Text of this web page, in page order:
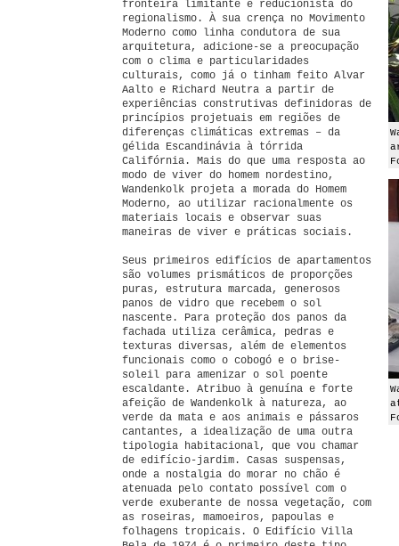
fronteira limitante e reducionista do
regionalismo. À sua crença no Movimento
Moderno como linha condutora de sua
arquitetura, adicione-se a preocupação
com o clima e particularidades
culturais, como já o tinham feito Alvar
Aalto e Richard Neutra a partir de
experiências construtivas definidoras de
princípios projetuais em regiões de
diferenças climáticas extremas – da
gélida Escandinávia à tórrida
Califórnia. Mais do que uma resposta ao
modo de viver do homem nordestino,
Wandenkolk projeta a morada do Homem
Moderno, ao utilizar racionalmente os
materiais locais e observar suas
maneiras de viver e práticas sociais.
Seus primeiros edifícios de apartamentos
são volumes prismáticos de proporções
puras, estrutura marcada, generosos
panos de vidro que recebem o sol
nascente. Para proteção dos panos da
fachada utiliza cerâmica, pedras e
texturas diversas, além de elementos
funcionais como o cobogó e o brise-
soleil para amenizar o sol poente
escaldante. Atribuo à genuína e forte
afeição de Wandenkolk à natureza, ao
verde da mata e aos animais e pássaros
cantantes, a idealização de uma outra
tipologia habitacional, que vou chamar
de edifício-jardim. Casas suspensas,
onde a nostalgia do morar no chão é
atenuada pelo contato possível com o
verde exuberante de nossa vegetação, com
as roseiras, mamoeiros, papoulas e
folhagens tropicais. O Edifício Villa